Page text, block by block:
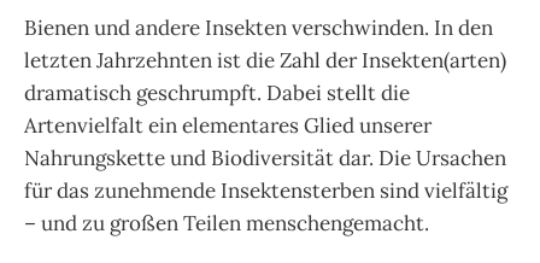
Bienen und andere Insekten verschwinden. In den
letzten Jahrzehnten ist die Zahl der Insekten(arten)
dramatisch geschrumpft. Dabei stellt die
Artenvielfalt ein elementares Glied unserer
Nahrungskette und Biodiversität dar. Die Ursachen
für das zunehmende Insektensterben sind vielfältig
– und zu großen Teilen menschengemacht.